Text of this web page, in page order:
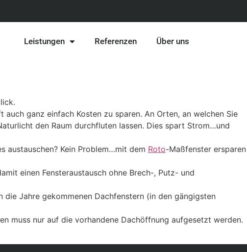
Leistungen Referenzen Über uns
ganz einfach Kosten zu sparen. An Orten, an welchen Sie
den Raum durchfluten lassen. Dies spart Strom…und
austauschen? Kein Problem…mit dem Roto-Maßfenster ersparen
einen Fensteraustausch ohne Brech-, Putz- und
Jahre gekommenen Dachfenstern (in den gängigsten
muss nur auf die vorhandene Dachöffnung aufgesetzt werden.